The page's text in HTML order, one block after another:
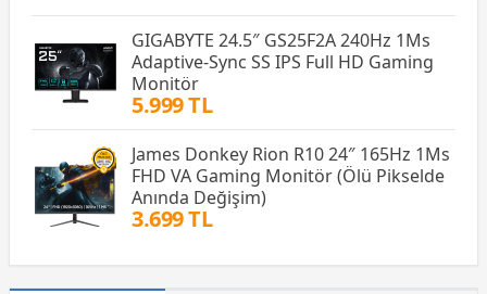
GIGABYTE 24.5″ GS25F2A 240Hz 1Ms
Adaptive-Sync SS IPS Full HD Gaming
Monitör
5.999 TL
James Donkey Rion R10 24″ 165Hz 1Ms
FHD VA Gaming Monitör (Ölü Pikselde
Anında Değişim)
3.699 TL